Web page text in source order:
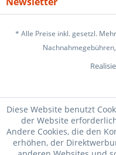
* Alle Preise inkl. gesetzl.
Diese Website benutzt
der Website
Andere Cookies, die den
erhöhen, der